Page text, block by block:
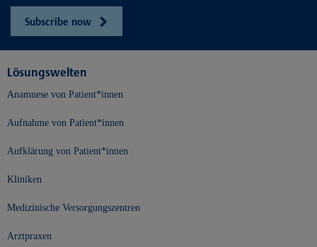
Subscribe now
Lösungswelten
Anamnese von Patient*innen
Aufnahme von Patient*innen
Aufklärung von Patient*innen
Kliniken
Medizinische Versorgungszentren
Arztpraxen